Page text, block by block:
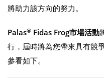
將助力該方向的努力。
Palas® Fidas Frog市場活動
行，屆時將為您帶來具有競
參看如下。